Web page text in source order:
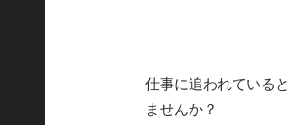
仕事に追われている
ませんか？